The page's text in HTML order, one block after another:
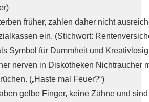
früher, zahlen daher nicht
ein. (Stichwort:
Symbol für Dummheit und
nerven in Diskotheken Nichtraucher
(„Haste mal Feuer?“)
gelbe Finger, keine Zähne und